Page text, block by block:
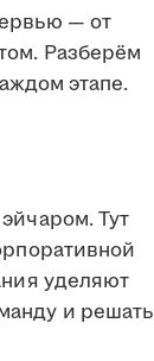
— от
Разберём
этапе.
Тут
уделяют
и решать